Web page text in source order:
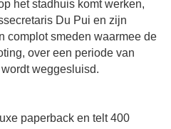
het stadhuis komt werken,
Du Pui en zijn
complot smeden waarmee de
over een periode van
weggesluisd.
paperback en telt 400